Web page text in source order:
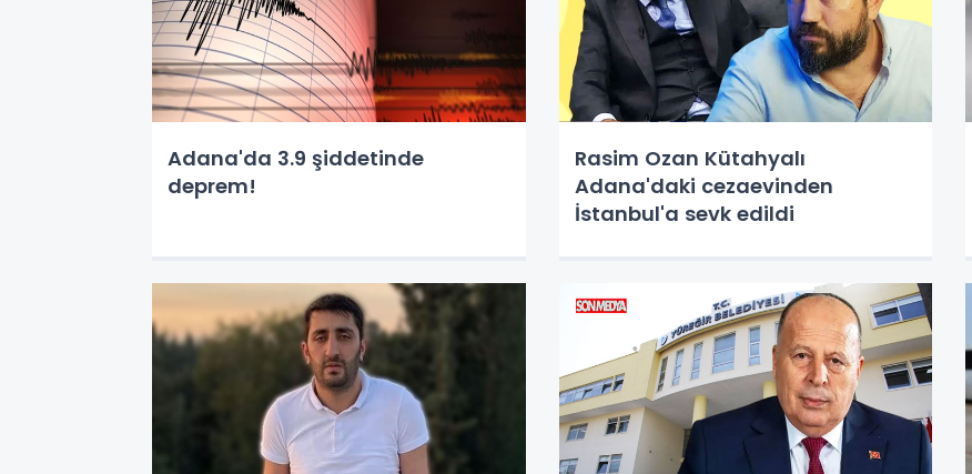
Adana'da 3.9 şiddetinde
deprem!
Rasim Ozan Kütahyalı
Adana'daki cezaevinden
İstanbul'a sevk edildi